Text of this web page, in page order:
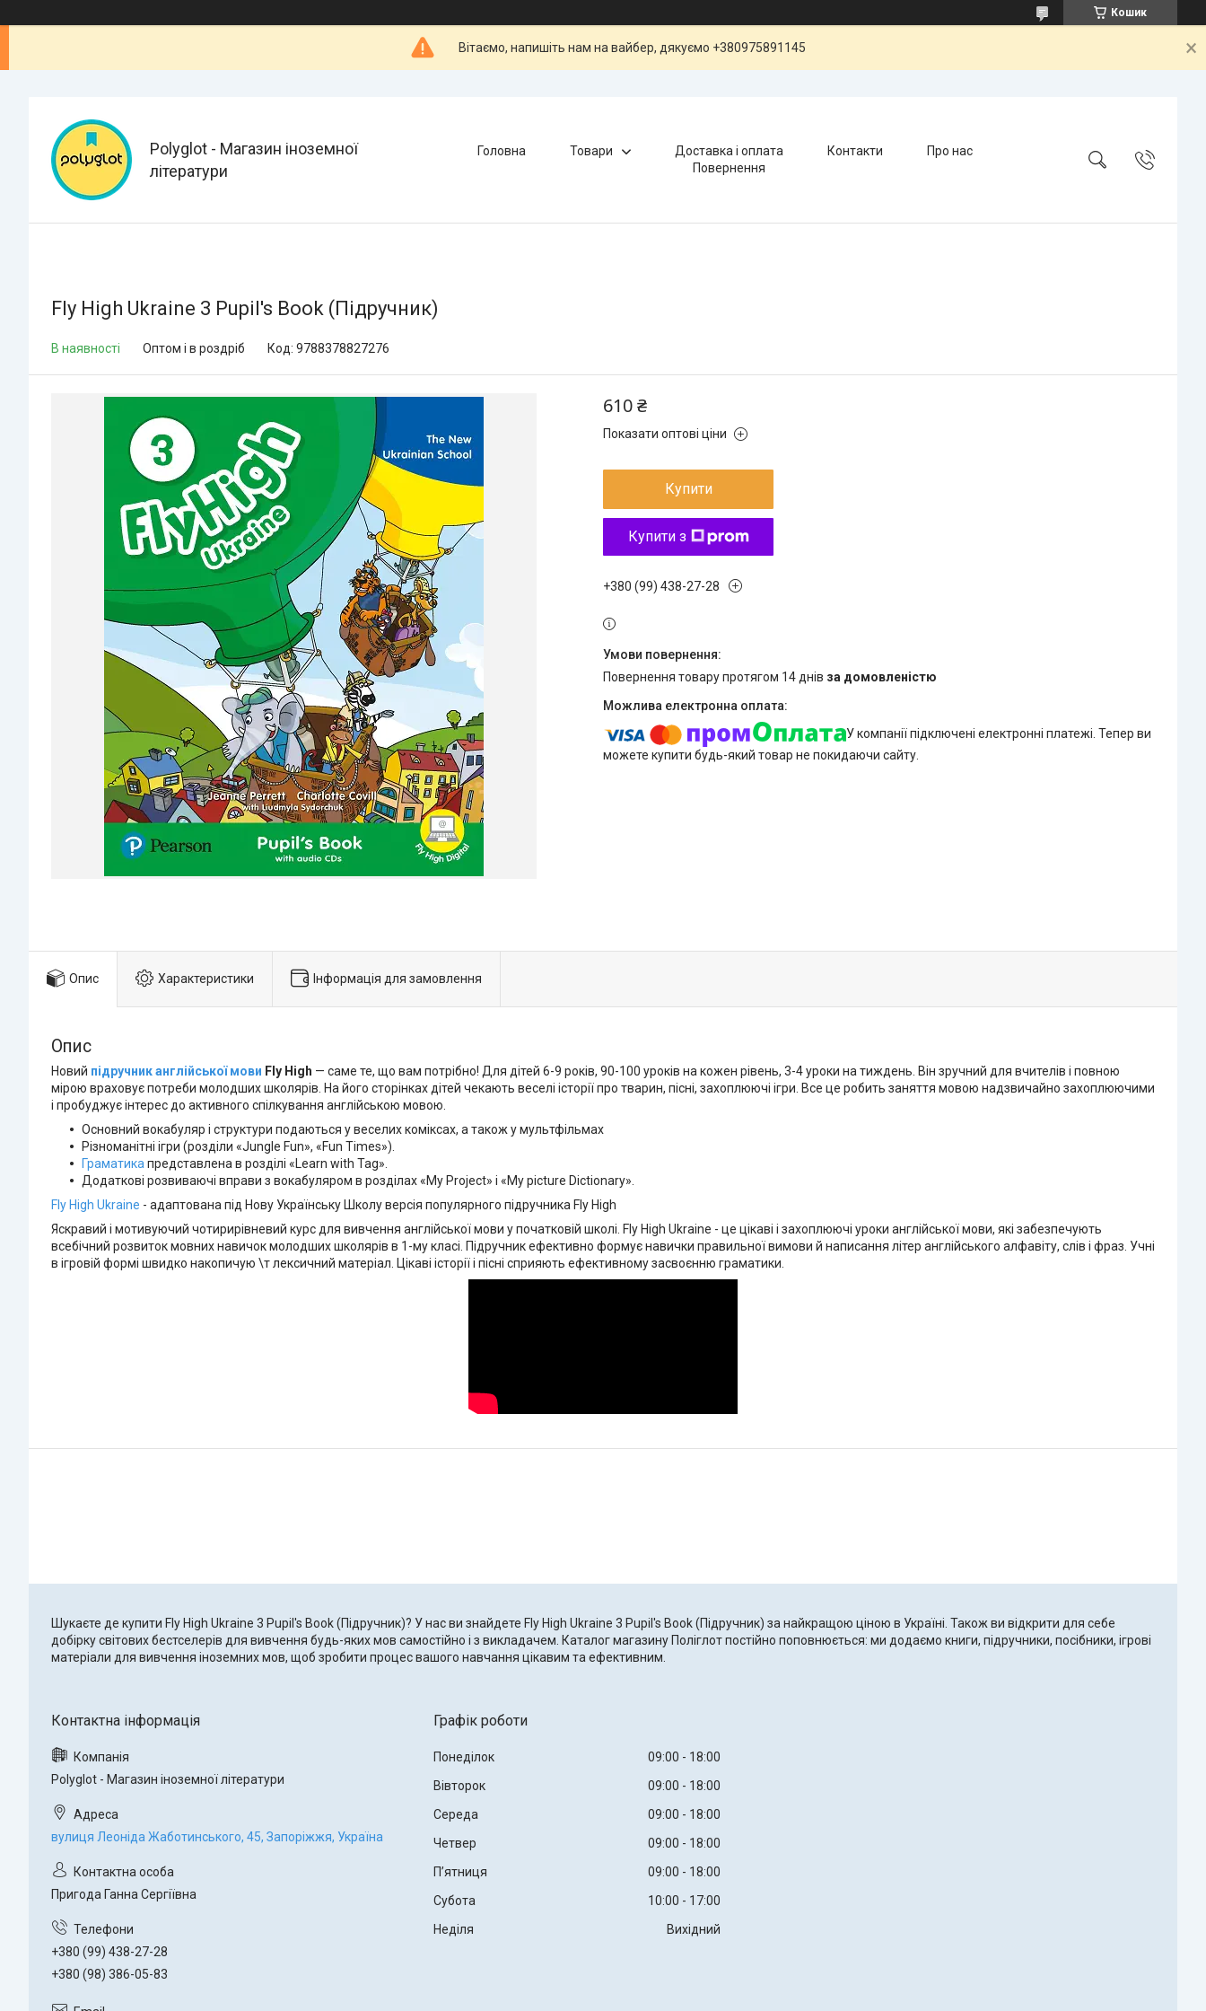
Кошик
Вітаємо, напишіть нам на вайбер, дякуємо +380975891145
Polyglot - Магазин іноземної
літератури
Головна Товари Доставка і оплата Контакти
Про нас
Повернення
Fly High Ukraine 3 Pupil's Book (Підручник)
В наявності Оптом і в роздріб Код: 9788378827276
610 ₴
Показати оптові ціни
Купити
Купити з
+380 (99) 438-27-28
повернення товару протягом 14 днів за домовленістю
У компанії підключені електронні платежі. Тепер ви
можете купити будь-який товар не покидаючи сайту.
Опис Характеристики Інформація для замовлення
Опис
Новий підручник англійської мови Fly High — саме те, що вам потрібно! Для дітей 6-9 років, 90-100 уроків на кожен рівень, 3-4 уроки на тиждень. Він зручний для вчителів і повною
мірою враховує потреби молодших школярів. На його сторінках дітей чекають веселі історії про тварин, пісні, захоплюючі ігри. Все це робить заняття мовою надзвичайно захоплюючими
і пробуджує інтерес до активного спілкування англійською мовою.
Основний вокабуляр і структури подаються у веселих коміксах, а також у мультфільмах
Різноманітні ігри (розділи «Jungle Fun», «Fun Times»).
Граматика представлена в розділі «Learn with Tag».
Додаткові розвиваючі вправи з вокабуляром в розділах «My Project» і «My picture Dictionary».
Fly High Ukraine - адаптована під Нову Українську Школу версія популярного підручника Fly High
Яскравий і мотивуючий чотирирівневий курс для вивчення англійської мови у початковій школі. Fly High Ukraine - це цікаві і захоплюючі уроки англійської мови, які забезпечують
всебічний розвиток мовних навичок молодших школярів в 1-му класі. Підручник ефективно формує навички правильної вимови й написання літер англійського алфавіту, слів і фраз. Учні
в ігровій формі швидко накопичую \т лексичний матеріал. Цікаві історії і пісні сприяють ефективному засвоєнню граматики.
Шукаєте де купити Fly High Ukraine 3 Pupil's Book (Підручник)? У нас ви знайдете Fly High Ukraine 3 Pupil's Book (Підручник) за найкращою ціною в Україні. Також ви відкрити для себе
добірку світових бестселерів для вивчення будь-яких мов самостійно і з викладачем. Каталог магазину Поліглот постійно поповнюється: ми додаємо книги, підручники, посібники, ігрові
матеріали для вивчення іноземних мов, щоб зробити процес вашого навчання цікавим та ефективним.
Polyglot - Магазин іноземної літератури
вулиця Леоніда Жаботинського, 45, Запоріжжя, Україна
Пригода Ганна Сергіївна
+380 (99) 438-27-28
+380 (98) 386-05-83
Графік роботи
Понеділок 09:00
18:00
Вівторок
09:00
18:00
Середа
09:00
18:00
Четвер
09:00
18:00
Пʼятниця
09:00
18:00
Субота
10:00
17:00
Неділя
Вихідний